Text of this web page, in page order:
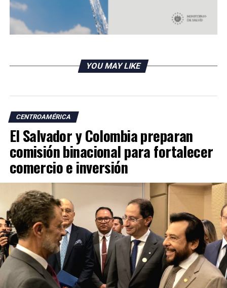
al sector público
YOU MAY LIKE
CENTROAMÉRICA
El Salvador y Colombia preparan
comisión binacional para fortalecer
comercio e inversión